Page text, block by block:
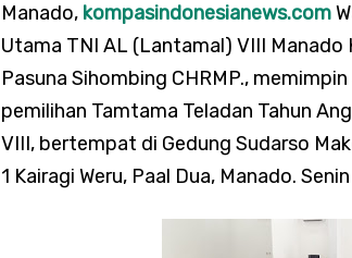
Manado, kompasindonesianews.com
Utama TNI AL (Lantamal) VIII
Pasuna Sihombing CHRMP.,
pemilihan Tamtama Teladan Tahun
VIII, bertempat di Gedung Sudarso
1 Kairagi Weru, Paal Dua, Manado.